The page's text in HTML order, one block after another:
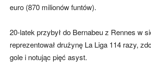
euro (870 milionów funtów).
20-latek przybył do Bernabeu z Rennes w
reprezentował drużynę La Liga 114 razy,
gole i notując pięć asyst.